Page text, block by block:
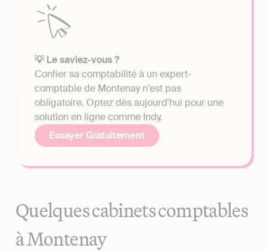
💡 Le saviez-vous ?
Confier sa comptabilité à un expert-
comptable de Montenay n'est pas
obligatoire. Optez dès aujourd'hui pour une
solution en ligne comme Indy.
Essayer Gratuitement
Quelques cabinets comptables
à Montenay